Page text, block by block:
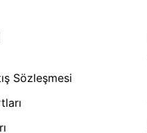
Sözleşmesi